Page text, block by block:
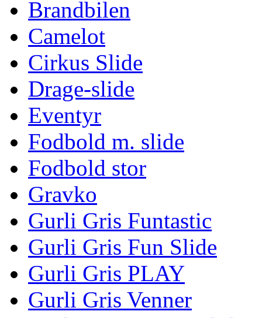
Brandbilen
Camelot
Cirkus Slide
Drage-slide
Eventyr
Fodbold m. slide
Fodbold stor
Gravko
Gurli Gris Funtastic
Gurli Gris Fun Slide
Gurli Gris PLAY
Gurli Gris Venner